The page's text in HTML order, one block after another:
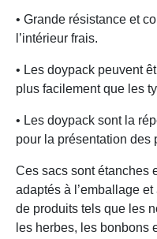
• Grande résistance et
l’intérieur frais.
• Les doypack peuvent
plus facilement que les
• Les doypack sont la
pour la présentation des
Ces sacs sont étanches
adaptés à l’emballage
de produits tels que les
les herbes, les bonbons